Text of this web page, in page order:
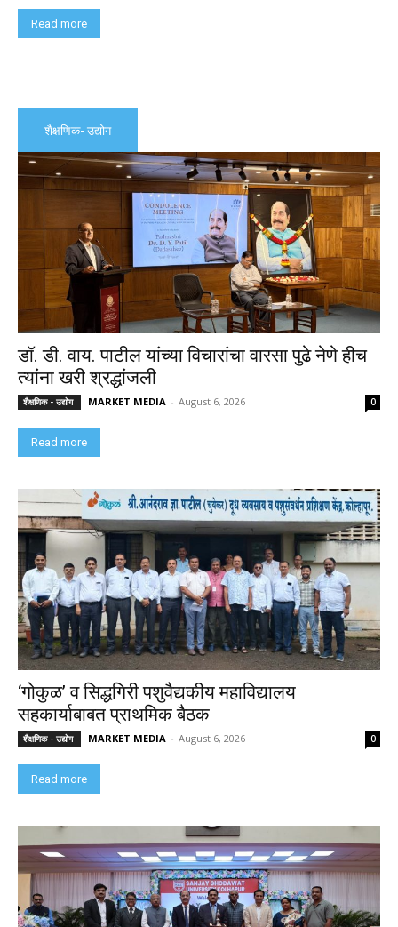
Read more
शैक्षणिक- उद्योग
डॉ. डी. वाय. पाटील यांच्या विचारांचा वारसा पुढे नेणे हीच
त्यांना खरी श्रद्धांजली
शैक्षणिक - उद्योग MARKET MEDIA - August 6, 2026 0
Read more
‘गोकुळ’ व सिद्धगिरी पशुवैद्यकीय महाविद्यालय
सहकार्याबाबत प्राथमिक बैठक
शैक्षणिक - उद्योग MARKET MEDIA - August 6, 2026 0
Read more